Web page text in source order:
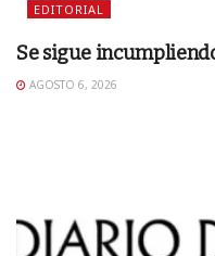
EDITORIAL
Se sigue
AGOSTO 6, 2026